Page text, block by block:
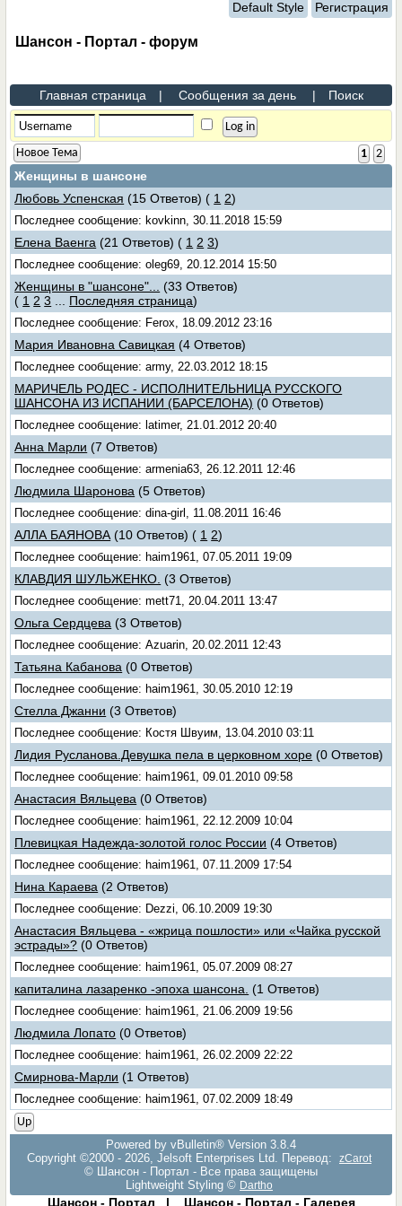
Default Style Регистрация
Шансон - Портал - форум
Главная страница | Сообщения за день | Поиск
1 2
Новое Тема
Женщины в шансоне
Любовь Успенская (15 Ответов) ( 1 2)
Последнее сообщение: kovkinn, 30.11.2018 15:59
Елена Ваенга (21 Ответов) ( 1 2 3)
Последнее сообщение: oleg69, 20.12.2014 15:50
Женщины в "шансоне"...
(33 Ответов)
( 1 2 3 Последняя страница)
Последнее сообщение: Ferox, 18.09.2012 23:16
Мария Ивановна Савицкая (4 Ответов)
Последнее сообщение: army, 22.03.2012 18:15
МАРИЧЕЛЬ РОДЕС - ИСПОЛНИТЕЛЬНИЦА РУССКОГО
ШАНСОНА ИЗ ИСПАНИИ (БАРСЕЛОНА) (0 Ответов)
Последнее сообщение: latimer, 21.01.2012 20:40
Анна Марли (7 Ответов)
Последнее сообщение: armenia63, 26.12.2011 12:46
Людмила Шаронова (5 Ответов)
Последнее сообщение: dina-girl, 11.08.2011 16:46
АЛЛА БАЯНОВА (10 Ответов) ( 1 2)
Последнее сообщение: haim1961, 07.05.2011 19:09
КЛАВДИЯ ШУЛЬЖЕНКО. (3 Ответов)
Последнее сообщение: mett71, 20.04.2011 13:47
Ольга Сердцева (3 Ответов)
Последнее сообщение: Azuarin, 20.02.2011 12:43
Татьяна Кабанова (0 Ответов)
Последнее сообщение: haim1961, 30.05.2010 12:19
Стелла Джанни (3 Ответов)
Последнее сообщение: Костя Швуим, 13.04.2010 03:11
Лидия Русланова.Девушка пела в церковном хоре (0 Ответов)
Последнее сообщение: haim1961, 09.01.2010 09:58
Анастасия Вяльцева (0 Ответов)
Последнее сообщение: haim1961, 22.12.2009 10:04
Плевицкая Надежда-золотой голос России (4 Ответов)
Последнее сообщение: haim1961, 07.11.2009 17:54
Нина Караева (2 Ответов)
Последнее сообщение: Dezzi, 06.10.2009 19:30
Анастасия Вяльцева - «жрица пошлости» или «Чайка русской
эстрады»? (0 Ответов)
Последнее сообщение: haim1961, 05.07.2009 08:27
капиталина лазаренко -эпоха шансона. (1 Ответов)
Последнее сообщение: haim1961, 21.06.2009 19:56
Людмила Лопато (0 Ответов)
Последнее сообщение: haim1961, 26.02.2009 22:22
Смирнова-Марли (1 Ответов)
Последнее сообщение: haim1961, 07.02.2009 18:49
Up
Powered by vBulletin® Version 3.8.4
Copyright ©2000 - 2026, Jelsoft Enterprises Ltd. Перевод:
zCarot
© Шансон - Портал - Все права защищены
Lightweight Styling © Dartho
Шансон - Портал | Шансон - Портал - Галерея